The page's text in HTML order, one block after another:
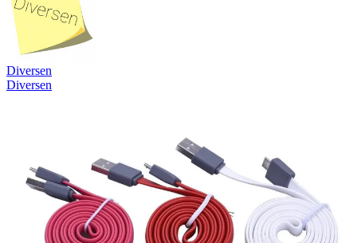
Diversen
Diversen